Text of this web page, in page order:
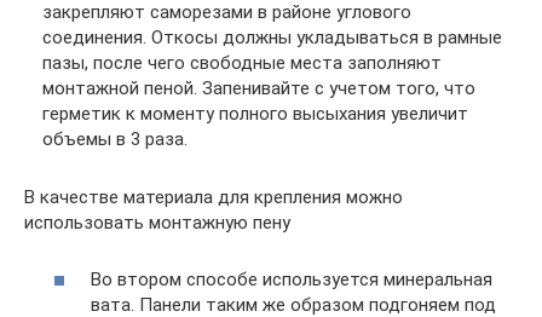
закрепляют саморезами в районе углового
соединения. Откосы должны укладываться в рамные
пазы, после чего свободные места заполняют
монтажной пеной. Запенивайте с учетом того, что
герметик к моменту полного высыхания увеличит
объемы в 3 раза.
В качестве материала для крепления можно
использовать монтажную пену
Во втором способе используется минеральная
вата. Панели таким же образом подгоняем под